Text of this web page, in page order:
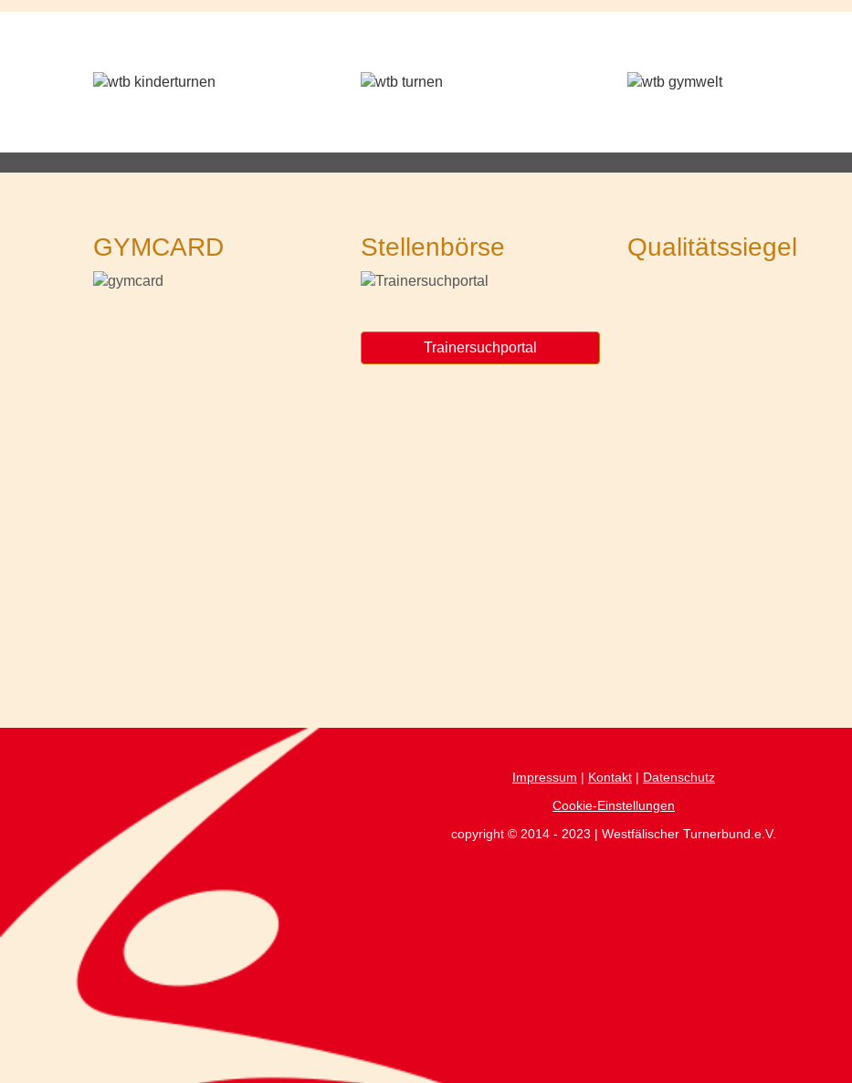
GYMCARD Stellenbörse
Trainersuchportal
Qualitätssiegel
Impressum | Kontakt | Datenschutz
Cookie-Einstellungen
copyright © 2014 - 2023 | Westfälischer Turnerbund.e.V.